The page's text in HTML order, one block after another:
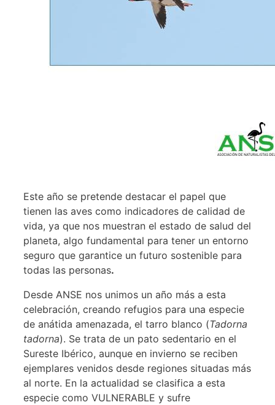
Este año se pretende destacar el papel que
tienen las aves como indicadores de calidad de
vida, ya que nos muestran el estado de salud del
planeta, algo fundamental para tener un entorno
seguro que garantice un futuro sostenible para
todas las personas.
Desde ANSE nos unimos un año más a esta
celebración, creando refugios para una especie
de anátida amenazada, el tarro blanco (Tadorna
tadorna). Se trata de un pato sedentario en el
Sureste Ibérico, aunque en invierno se reciben
ejemplares venidos desde regiones situadas más
al norte. En la actualidad se clasifica a esta
especie como VULNERABLE y sufre